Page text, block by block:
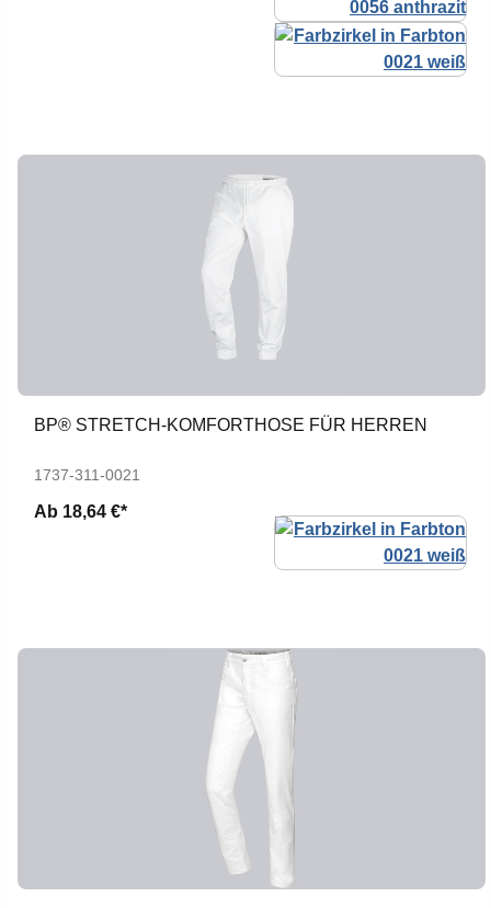
BP® STRETCH-KOMFORTHOSE FÜR HERREN
1737-311-0021
Ab 18,64 €*